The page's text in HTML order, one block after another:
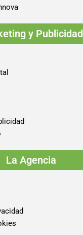
y Publicidad
La Agencia